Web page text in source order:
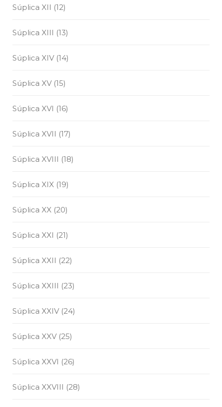
Súplica XII (12)
Súplica XIII (13)
Súplica XIV (14)
Súplica XV (15)
Súplica XVI (16)
Súplica XVII (17)
Súplica XVIII (18)
Súplica XIX (19)
Súplica XX (20)
Súplica XXI (21)
Súplica XXII (22)
Súplica XXIII (23)
Súplica XXIV (24)
Súplica XXV (25)
Súplica XXVI (26)
Súplica XXVIII (28)